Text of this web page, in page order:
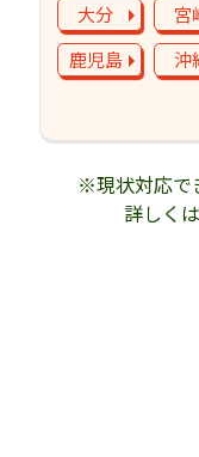
大分
宮
鹿児島
沖
※現状対応で
詳しく